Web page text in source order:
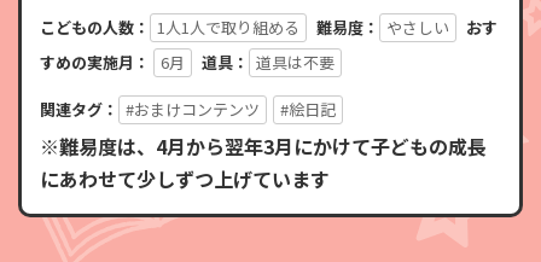
こどもの人数： 1人1人で取り組める 難易度： やさしい
おす
すめの実施月：
6月 道具： 道具は不要
関連タグ： #おまけコンテンツ #絵日記
※難易度は、4月から翌年3月にかけて子どもの成長
にあわせて少しずつ上げています